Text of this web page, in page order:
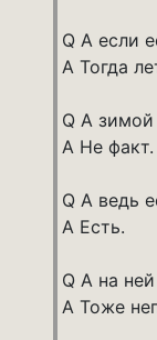
Q А если
A Тогда
Q А зимой
A Не факт.
Q А ведь
A Есть.
Q А на
A Тоже